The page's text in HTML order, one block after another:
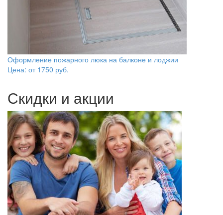
Оформление пожарного люка на балконе и лоджии
Цена: от 1750 руб.
Скидки и акции